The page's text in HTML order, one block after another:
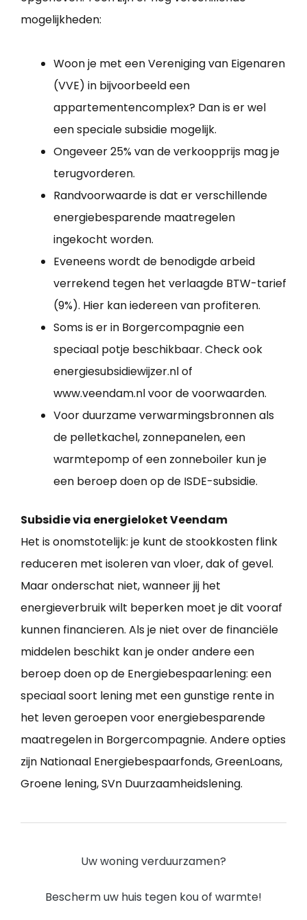
mogelijkheden:
Woon je met een Vereniging van Eigenaren
(VVE) in bijvoorbeeld een
appartementencomplex? Dan is er wel
een speciale subsidie mogelijk.
Ongeveer 25% van de verkoopprijs mag je
terugvorderen.
Randvoorwaarde is dat er verschillende
energiebesparende maatregelen
ingekocht worden.
Eveneens wordt de benodigde arbeid
verrekend tegen het verlaagde BTW-tarief
(9%). Hier kan iedereen van profiteren.
Soms is er in Borgercompagnie een
speciaal potje beschikbaar. Check ook
energiesubsidiewijzer.nl of
www.veendam.nl voor de voorwaarden.
Voor duurzame verwarmingsbronnen als
de pelletkachel, zonnepanelen, een
warmtepomp of een zonneboiler kun je
een beroep doen op de ISDE-subsidie.
Subsidie via energieloket Veendam
Het is onomstotelijk: je kunt de stookkosten flink
reduceren met isoleren van vloer, dak of gevel.
Maar onderschat niet, wanneer jij het
energieverbruik wilt beperken moet je dit vooraf
kunnen financieren. Als je niet over de financiële
middelen beschikt kan je onder andere een
beroep doen op de Energiebespaarlening: een
speciaal soort lening met een gunstige rente in
het leven geroepen voor energiebesparende
maatregelen in Borgercompagnie. Andere opties
zijn Nationaal Energiebespaarfonds, GreenLoans,
Groene lening, SVn Duurzaamheidslening.
Uw woning verduurzamen?
Bescherm uw huis tegen kou of warmte!